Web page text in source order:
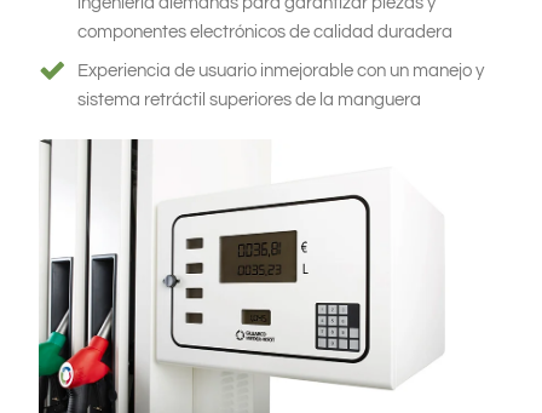
componentes electrónicos de calidad duradera
Experiencia de usuario inmejorable con un manejo y
sistema retráctil superiores de la manguera